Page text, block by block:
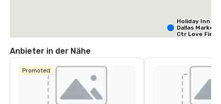
Holiday Inn
Dallas Market
Ctr Love Field
of
Central/
Anbieter in der Nähe
Promoted